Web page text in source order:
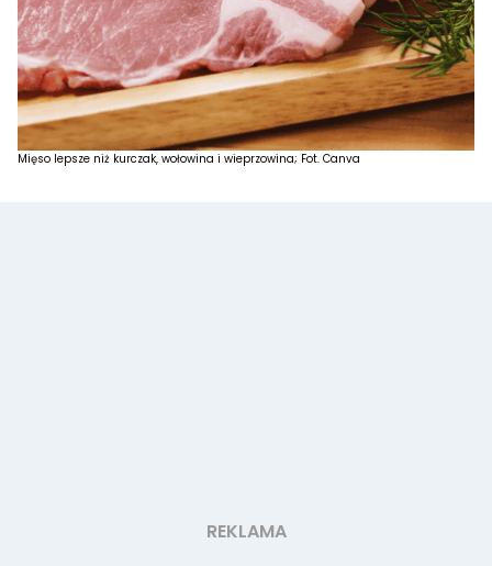
Mięso lepsze niż kurczak, wołowina i wieprzowina; Fot. Canva